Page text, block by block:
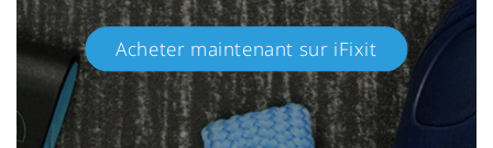
Acheter maintenant sur iFixit​